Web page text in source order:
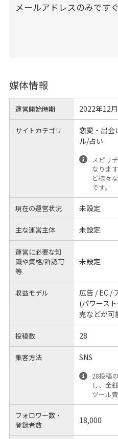
メールアドレスのみです
媒体情報
運営開始時期 2022年12月
サイトカテゴリ
恋愛・出会
ル/占い
スピリ
なりま
ど様々
です。
現在の運営状況 未設定
主な運営主体 未設定
運営に必要な知
識や資格/許認可
等
未設定
収益モデル
広告 / EC /
(パワース
売などが可
投稿数 28
集客方法 SNS
28投稿
し、金
ツール
フォロワー数・
登録者数
18,000